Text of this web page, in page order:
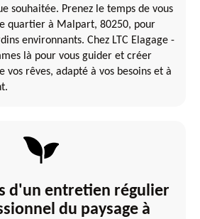
souhaitée. Prenez le temps de vous
quartier à Malpart, 80250, pour
environnants. Chez LTC Elagage -
là pour vous guider et créer
vos rêves, adapté à vos besoins et à
d'un entretien régulier
du paysage à